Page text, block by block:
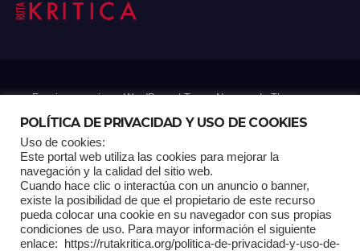
Funciona gracias a WordPress|Tema: Newsup deThemeansar
Home Análisis Carrito RK Contactos Documental Gracias !
Multimedia Página de ejemplo Pagina Principal Pago
POLÍTICA DE PRIVACIDAD Y USO DE COOKIES
Uso de cookies:
Este portal web utiliza las cookies para mejorar la
navegación y la calidad del sitio web.
Cuando hace clic o interactúa con un anuncio o banner,
existe la posibilidad de que el propietario de este recurso
pueda colocar una cookie en su navegador con sus propias
condiciones de uso. Para mayor información el siguiente
enlace: https://rutakritica.org/politica-de-privacidad-y-uso-de-